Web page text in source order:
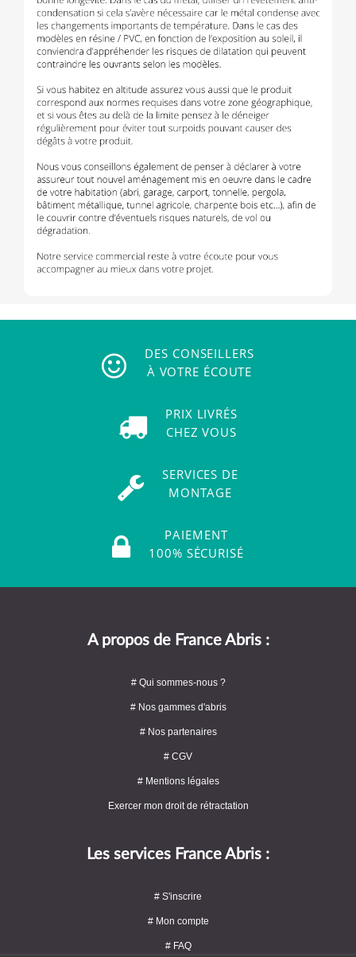
DES CONSEILLERS
À VOTRE ÉCOUTE
PRIX LIVRÉS
CHEZ VOUS
SERVICES DE
MONTAGE
PAIEMENT
100% SÉCURISÉ
A propos de France Abris :
# Qui sommes-nous ?
# Nos gammes d'abris
# Nos partenaires
# CGV
# Mentions légales
Exercer mon droit de rétractation
Les services France Abris :
# S'inscrire
# Mon compte
# FAQ